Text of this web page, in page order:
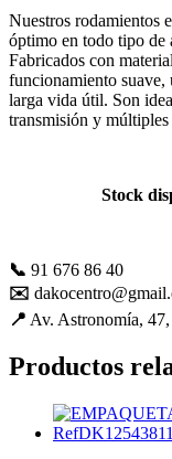
Nuestros rodamientos
óptimo en todo tipo de
Fabricados con
funcionamiento suave,
larga vida útil. Son
transmisión y
Stock
📞 91 676 86 40
✉️
📍 Av. Astronomía,
Productos
interesa más
de lo que
ofrecemos y
cómo poder
mejorar con
tu ayuda.
Experiencia
mejor posible
durante tu
visita. Es una
guía para
disfrutar del
nuestra página.
Si rechaza estas